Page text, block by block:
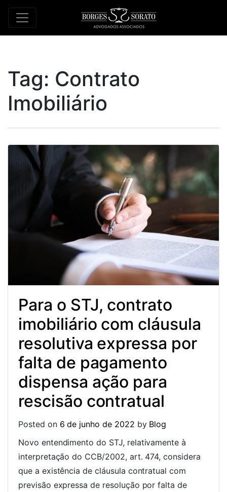
Tag: Contrato
Imobiliário
Para o STJ, contrato
imobiliário com cláusula
resolutiva expressa por
falta de pagamento
dispensa ação para
rescisão contratual
Posted on 6 de junho de 2022 by Blog
Novo entendimento do STJ, relativamente à
interpretação do CCB/2002, art. 474, considera
que a existência de cláusula contratual com
previsão expressa de resolução por falta de